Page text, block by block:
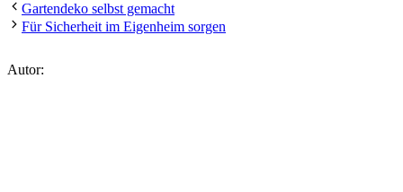
Gartendeko selbst gemacht
Für Sicherheit im Eigenheim sorgen
Autor: